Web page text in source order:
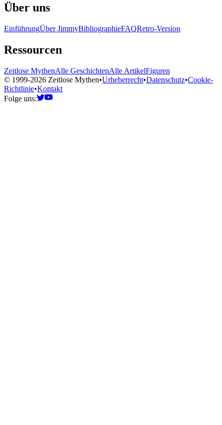
Über uns
EinführungÜber JimmyBibliographieFAQRetro-Version
Ressourcen
Zeitlose MythenAlle GeschichtenAlle ArtikelFiguren
© 1999-2026 Zeitlose Mythen•Urheberrecht•Datenschutz•Cookie-
Richtlinie•Kontakt
Folge uns: